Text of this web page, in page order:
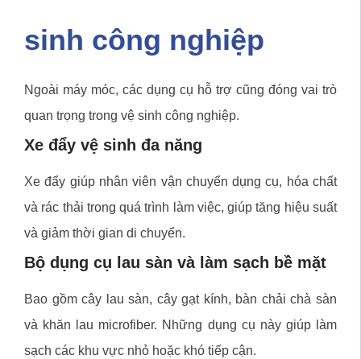
sinh công nghiệp
Ngoài máy móc, các dụng cụ hỗ trợ cũng đóng vai trò
quan trọng trong vệ sinh công nghiệp.
Xe đẩy vệ sinh đa năng
Xe đẩy giúp nhân viên vận chuyển dụng cụ, hóa chất
và rác thải trong quá trình làm việc, giúp tăng hiệu suất
và giảm thời gian di chuyển.
Bộ dụng cụ lau sàn và làm sạch bề mặt
Bao gồm cây lau sàn, cây gạt kính, bàn chải chà sàn
và khăn lau microfiber. Những dụng cụ này giúp làm
sạch các khu vực nhỏ hoặc khó tiếp cận.